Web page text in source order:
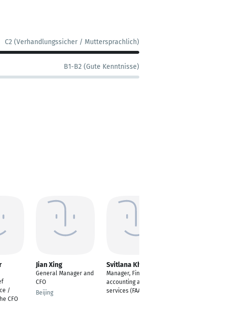
C2 (Verhandlungssicher / Muttersprachlich)
B1-B2 (Gute Kenntnisse)
/
CFO
Jian Xing
General Manager and
CFO
Beijing
Svitlana Khomych
Manager, Financial
accounting advisory
services (FAAS)